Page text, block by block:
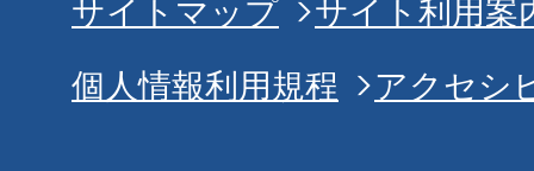
サイトマップ
サイト利用案
個人情報利用規程
アクセシ